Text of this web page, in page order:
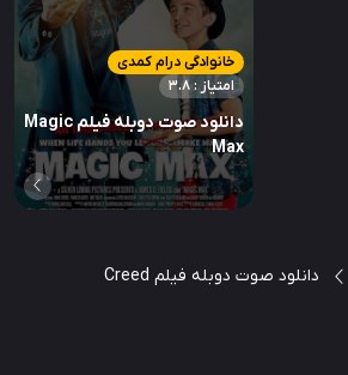
خانوادگی درام کمدی
امتیاز : 3.8
دانلود صوت دوبله فیلم Magic
Max
دانلود صوت دوبله فیلم Creed